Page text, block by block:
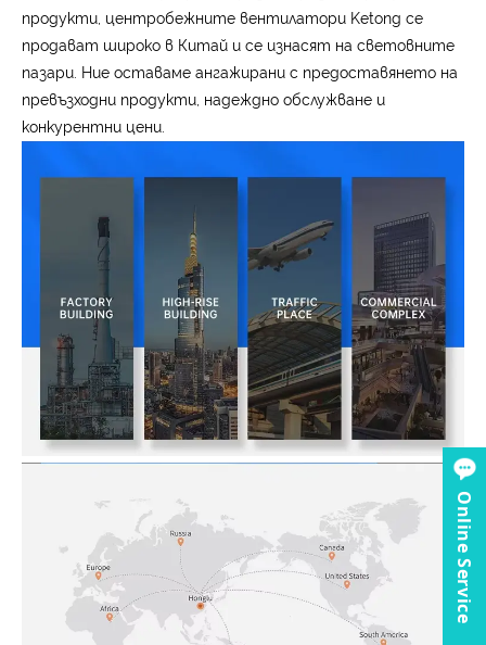
продукти, центробежните вентилатори Ketong се
продават широко в Китай и се изнасят на световните
пазари. Ние оставаме ангажирани с предоставянето на
превъзходни продукти, надеждно обслужване и
конкурентни цени.
Online Service